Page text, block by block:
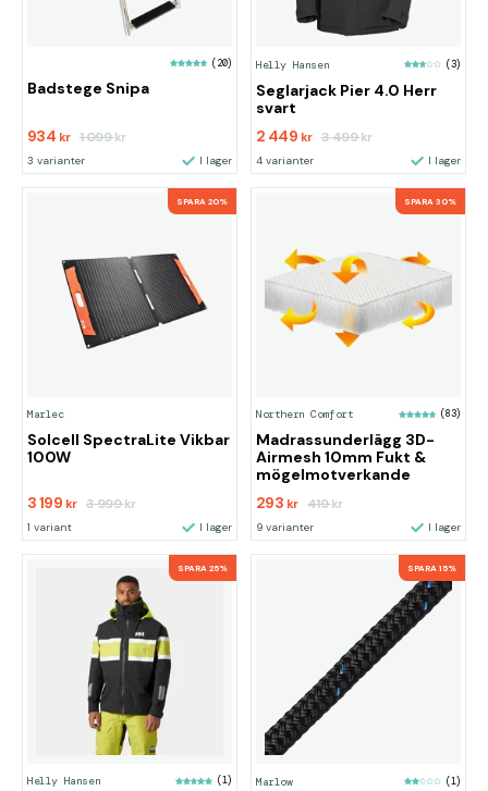
(20)
Badstege Snipa
934 kr 1 099kr
3 varianter I lager
Helly Hansen (3)
Seglarjack Pier 4.0 Herr
svart
2 449 kr 3 499kr
4 varianter I lager
SPARA 20%
Marlec
Solcell SpectraLite Vikbar
100W
3 199 kr 3 999kr
1 variant I lager
SPARA 30%
Northern Comfort (83)
Madrassunderlägg 3D-
Airmesh 10mm Fukt &
mögelmotverkande
293 kr 419kr
9 varianter I lager
SPARA 25%
Helly Hansen (1)
SPARA 15%
Marlow (1)